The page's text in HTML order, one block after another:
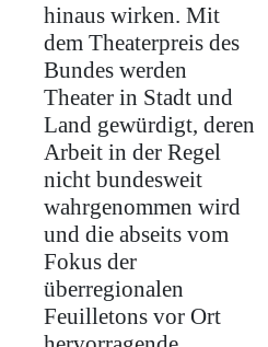
hinaus wirken. Mit
dem Theaterpreis des
Bundes werden
Theater in Stadt und
Land gewürdigt, deren
Arbeit in der Regel
nicht bundesweit
wahrgenommen wird
und die abseits vom
Fokus der
überregionalen
Feuilletons vor Ort